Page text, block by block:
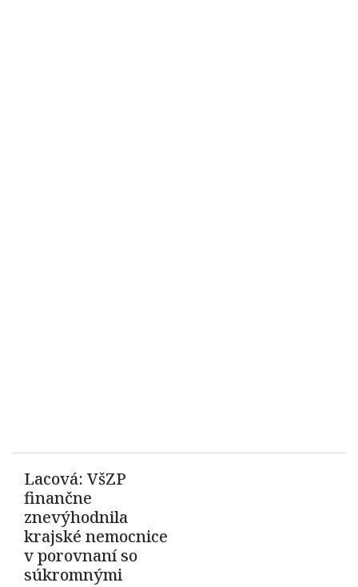
Lacová: VšZP
finančne
znevýhodnila
krajské nemocnice
v porovnaní so
súkromnými